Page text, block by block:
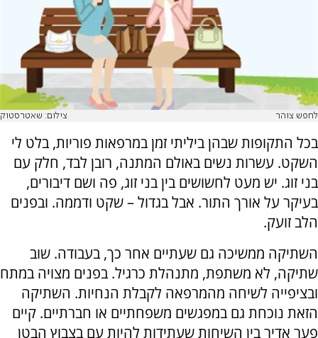
לחפש צוהר צילום: שאטרסטוק
בכל התקופות שבהן ביליתי זמן במרפאות פוריות, בלט לי
השקט. עשרות נשים באולם המתנה, רובן לבד, חלק עם
בני זוג. יש מעט לחשושים בין בני זוג, פה ושם דיבורים,
בעיקר על אורך התור. אבל בגדול – שקט ודממה. ובפנים
הלב זועק.
השתיקה ממשיכה גם שעתיים אחר כך, בעבודה. שוב
שתיקה, לא משתפת, מתנהלת כרגיל. בפנים מצויה במתח
ובציפייה לשיחה מהמרפאה לקבלת הנחיות. השתיקה
הזאת נוכחת גם במפגשים משפחתיים או חברתיים. קיים
פער אדיר בין השיחות שעתידות להיות עם בצבוץ הבטן